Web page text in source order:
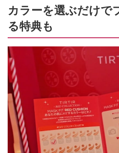
カラーを選ぶだけで
る特典も